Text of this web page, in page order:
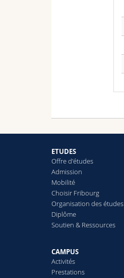
ETUDES
Offre d'études
Admission
Mobilité
Choisir Fribourg
Organisation des études
Diplôme
Soutien & Ressources
CAMPUS
Activités
Prestations